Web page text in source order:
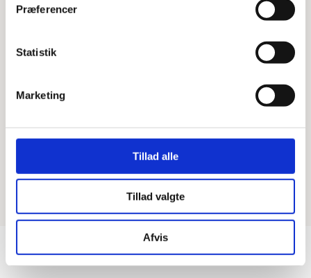
Præferencer
Statistik
Marketing
Tillad alle
Tillad valgte
Afvis